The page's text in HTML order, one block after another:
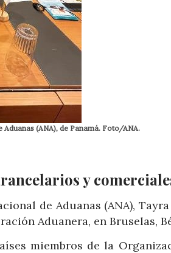
(ANA), de Panamá. Foto/ANA.
y
de Aduanas (ANA),
Aduanera, en Bruselas,
miembros de la